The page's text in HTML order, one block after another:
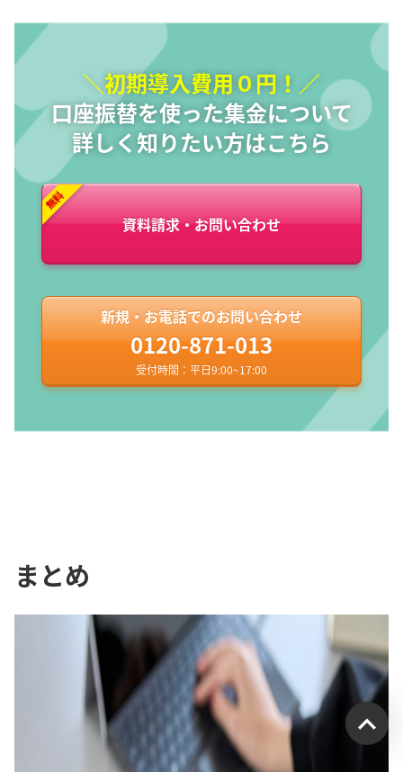
＼初期導入費用０円！／
口座振替を使った集金について
詳しく知りたい方はこちら
資料請求・お問い合わせ
新規・お電話でのお問い合わせ
0120-871-013
受付時間：平日9:00~17:00
まとめ
受付時間：平日9:00~17:00